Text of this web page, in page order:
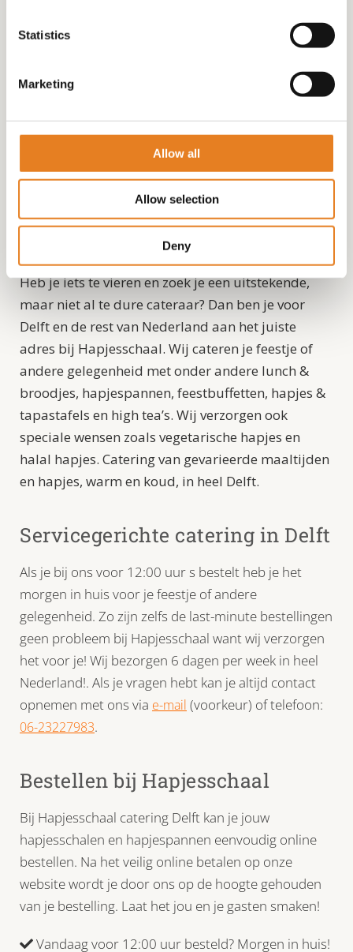
Statistics
Marketing
Allow all
Allow selection
Deny
WARME HAPJES
(21)
Heb je iets te vieren en zoek je een uitstekende,
maar niet al te dure cateraar? Dan ben je voor
Delft en de rest van Nederland aan het juiste
adres bij Hapjesschaal. Wij cateren je feestje of
andere gelegenheid met onder andere lunch &
broodjes, hapjespannen, feestbuffetten, hapjes &
tapastafels en high tea’s. Wij verzorgen ook
speciale wensen zoals vegetarische hapjes en
halal hapjes. Catering van gevarieerde maaltijden
en hapjes, warm en koud, in heel Delft.
Servicegerichte catering in Delft
Als je bij ons voor 12:00 uur s bestelt heb je het
morgen in huis voor je feestje of andere
gelegenheid. Zo zijn zelfs de last-minute bestellingen
geen probleem bij Hapjesschaal want wij verzorgen
het voor je! Wij bezorgen 6 dagen per week in heel
Nederland!. Als je vragen hebt kan je altijd contact
opnemen met ons via e-mail (voorkeur) of telefoon:
06-23227983.
Bestellen bij Hapjesschaal
Bij Hapjesschaal catering Delft kan je jouw
hapjesschalen en hapjespannen eenvoudig online
bestellen. Na het veilig online betalen op onze
website wordt je door ons op de hoogte gehouden
van je bestelling. Laat het jou en je gasten smaken!
Vandaag voor 12:00 uur besteld? Morgen in huis!